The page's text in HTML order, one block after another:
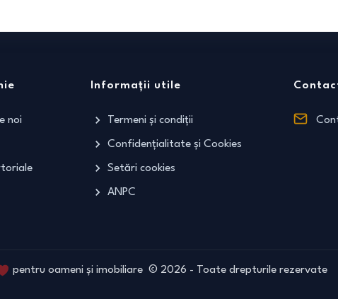
noi
Informații utile
Termeni și condiții
Confidențialitate și Cookies
Setări cookies
ANPC
pentru oameni și imobiliare© 2026 - Toate drepturile rezervate